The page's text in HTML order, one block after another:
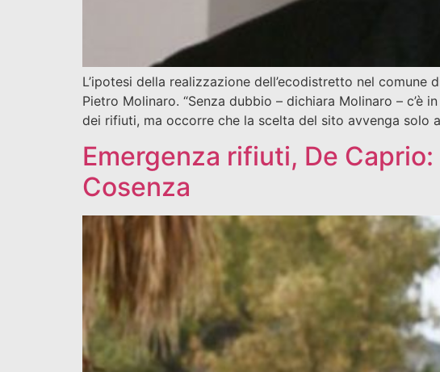
L’ipotesi della realizzazione dell’ecodistretto nel
Pietro Molinaro. “Senza dubbio – dichiara Molinaro –
dei rifiuti, ma occorre che la scelta del sito avvenga solo
Emergenza rifiuti, De Caprio:
Cosenza